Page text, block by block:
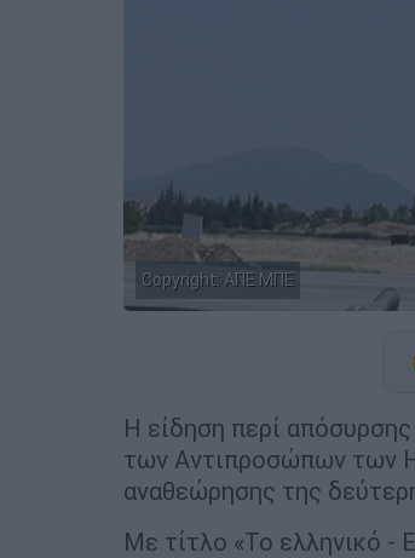
Copyright: AΠΕ ΜΠΕ
Η είδηση περί
των Αντιπροσώπων των
αναθεώρησης της
Με τίτλο «Το ελληνικό -